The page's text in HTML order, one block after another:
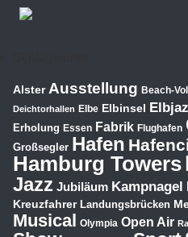
Alster Ausstellung Beach-
Deichtorhallen Elbe Elbinsel
Erholung Essen Fabrik Flughafen
Großsegler Hafen
Hamburg Towers
Jazz Jubiläum Kampnagel
Kreuzfahrer Landungsbrücken
Musical Olympia Open Air